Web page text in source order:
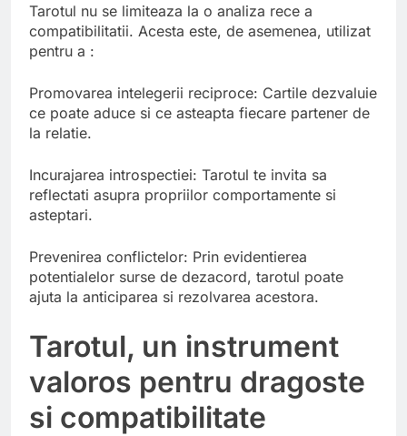
Tarotul nu se limiteaza la o analiza rece a
compatibilitatii. Acesta este, de asemenea, utilizat
pentru a :
Promovarea intelegerii reciproce: Cartile dezvaluie
ce poate aduce si ce asteapta fiecare partener de
la relatie.
Incurajarea introspectiei: Tarotul te invita sa
reflectati asupra propriilor comportamente si
asteptari.
Prevenirea conflictelor: Prin evidentierea
potentialelor surse de dezacord, tarotul poate
ajuta la anticiparea si rezolvarea acestora.
Tarotul, un instrument
valoros pentru dragoste
si compatibilitate